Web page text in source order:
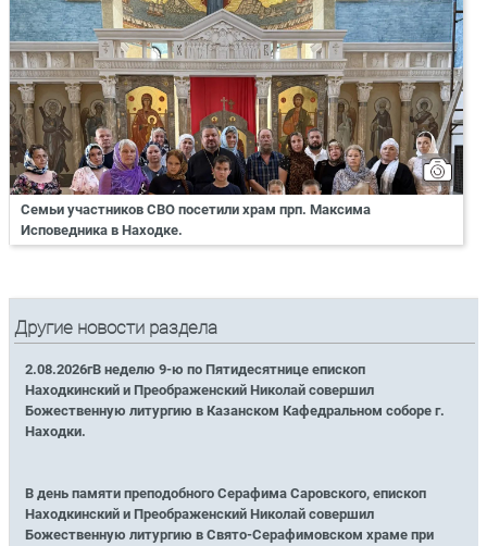
Семьи участников СВО посетили храм прп. Максима
Исповедника в Находке.
Другие новости раздела
2.08.2026гВ неделю 9-ю по Пятидесятнице епископ
Находкинский и Преображенский Николай совершил
Божественную литургию в Казанском Кафедральном соборе г.
Находки.
В день памяти преподобного Серафима Саровского, епископ
Находкинский и Преображенский Николай совершил
Божественную литургию в Свято-Серафимовском храме при